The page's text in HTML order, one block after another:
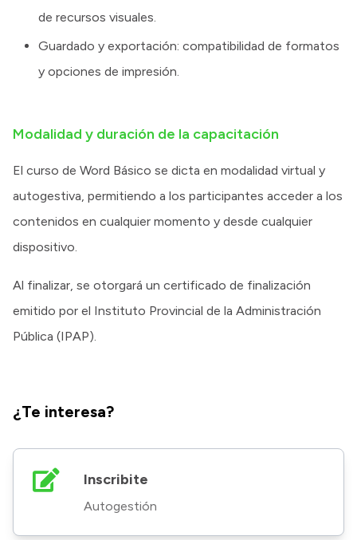
de recursos visuales.
Guardado y exportación: compatibilidad de formatos
y opciones de impresión.
Modalidad y duración de la capacitación
El curso de Word Básico se dicta en modalidad virtual y
autogestiva, permitiendo a los participantes acceder a los
contenidos en cualquier momento y desde cualquier
dispositivo.
Al finalizar, se otorgará un certificado de finalización
emitido por el Instituto Provincial de la Administración
Pública (IPAP).
¿Te interesa?
Inscribite
Autogestión